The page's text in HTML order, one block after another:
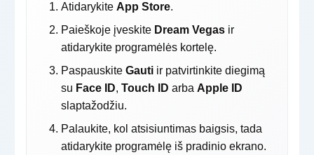
Atidarykite App Store.
Paieškoje įveskite Dream Vegasir
atidarykite programėlės kortelę.
Paspauskite Gautiir patvirtinkite diegimą
su Face ID, Touch ID arba Apple ID
slaptažodžiu.
Palaukite, kol atsisiuntimas baigsis, tada
atidarykite programėlę iš pradinio ekrano.